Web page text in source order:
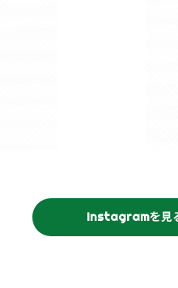
Instagramを